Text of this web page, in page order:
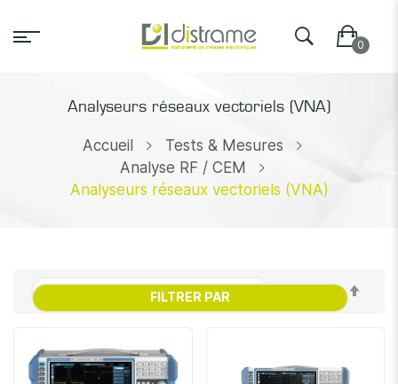
Analyseurs réseaux vectoriels (VNA)
Accueil
Tests & Mesures
Analyse RF / CEM
Analyseurs réseaux vectoriels (VNA)
FILTRER PAR